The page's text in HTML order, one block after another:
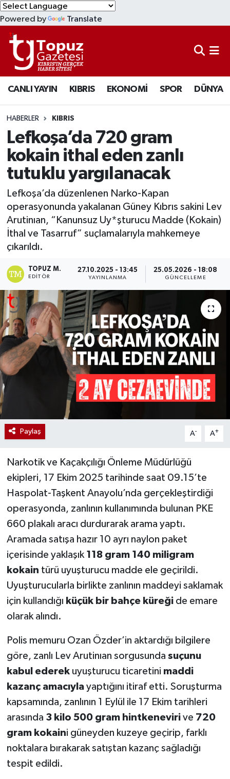
Powered by Translate
CANLI YAYIN KIBRIS EKONOMİ SPOR DÜNYA
HABERLER KIBRIS
Lefkoşa’da 720 gram
kokain ithal eden zanlı
tutuklu yargılanacak
Lefkoşa’da düzenlenen Narko-Kapan
operasyonunda yakalanan Güney Kıbrıs sakini Lev
Arutinıan, “Kanunsuz Uy*şturucu Madde (Kokain)
İthal ve Tasarruf” suçlamalarıyla mahkemeye
çıkarıldı.
TOPUZ M.
EDITÖR
27.10.2025 - 13:45
YAYINLANMA
25.05.2026 - 18:08
GÜNCELLEME
Paylaş A- A+
Narkotik ve Kaçakçılığı Önleme Müdürlüğü
ekipleri, 17 Ekim 2025 tarihinde saat 09.15’te
Haspolat-Taşkent Anayolu’nda gerçekleştirdiği
operasyonda, zanlının kullanımında bulunan PKE
660 plakalı aracı durdurarak arama yaptı.
Aramada satışa hazır 10 ayrı naylon paket
içerisinde yaklaşık 118 gram 140 miligram
kokain türü uyuşturucu madde ele geçirildi.
Uyuşturucularla birlikte zanlının maddeyi saklamak
için kullandığı küçük bir bahçe küreğide emare
olarak alındı.
Polis memuru Ozan Özder’in aktardığı bilgilere
göre, zanlı Lev Arutinıan sorgusunda suçunu
kabul ederekuyuşturucu ticaretini maddi
kazanç amacıylayaptığını itiraf etti. Soruşturma
kapsamında, zanlının 1 Eylül ile 17 Ekim tarihleri
arasında 3 kilo 500 gram hintkenevirive 720
gram kokaini güneyden kuzeye geçirip, farklı
noktalara bırakarak satıştan kazanç sağladığı
tespit edildi.
KIBRIS
DÜNYA
EKONOMİ
MAGAZİN
SAĞLIK
SPOR
TEKNOLOJİ
TÜRKİYE
Lefkoşa Nöbetçi Eczaneler
Lefkoşa Hava Durumu
Lefkoşa Trafik Yoğunluk Haritası
Süper Lig Puan Durumu ve Fikstür
Tüm Manşetler
Son Dakika Haberleri
Haber Arşivi